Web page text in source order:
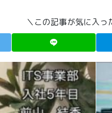
＼この記事が気に入っ